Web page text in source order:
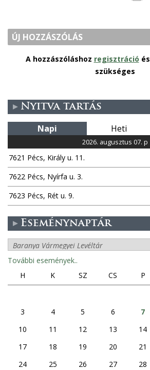
ÚJ HOZZÁSZÓLÁS
A hozzászóláshoz regisztráció és
szükséges
Nyitva tartás
Napi Heti
2026. augusztus 07. p
7621 Pécs, Király u. 11.
7622 Pécs, Nyírfa u. 3.
7623 Pécs, Rét u. 9.
Eseménynaptár
További események..
H
K SZ CS P
3
4 5 6 7
10
11 12 13 14
17
18 19 20 21
24
25 26 27 28